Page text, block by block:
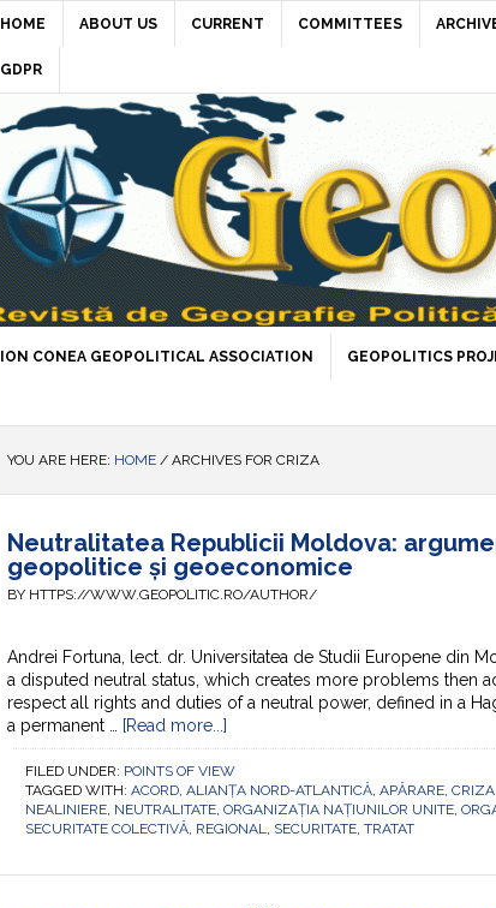
HOME ABOUT US CURRENT COMMITTEES
GDPR
ION CONEA GEOPOLITICAL ASSOCIATION GEOPOLITICS
YOU ARE HERE: HOME / ARCHIVES FOR CRIZA
Neutralitatea Republicii Moldova:
geopolitice și geoeconomice
BY HTTPS://WWW.GEOPOLITIC.RO/AUTHOR/
Andrei Fortuna, lect. dr. Universitatea de Studii Europene din
a disputed neutral status, which creates more problems then
respect all rights and duties of a neutral power, defined in a
a permanent …
[Read more...]
FILED UNDER: POINTS OF VIEW
TAGGED WITH: ACORD, ALIANȚA NORD-ATLANTICĂ, APĂRARE, CRIZA
NEALINIERE, NEUTRALITATE, ORGANIZAȚIA NAȚIUNILOR UNITE,
SECURITATE COLECTIVĂ, REGIONAL, SECURITATE, TRATAT